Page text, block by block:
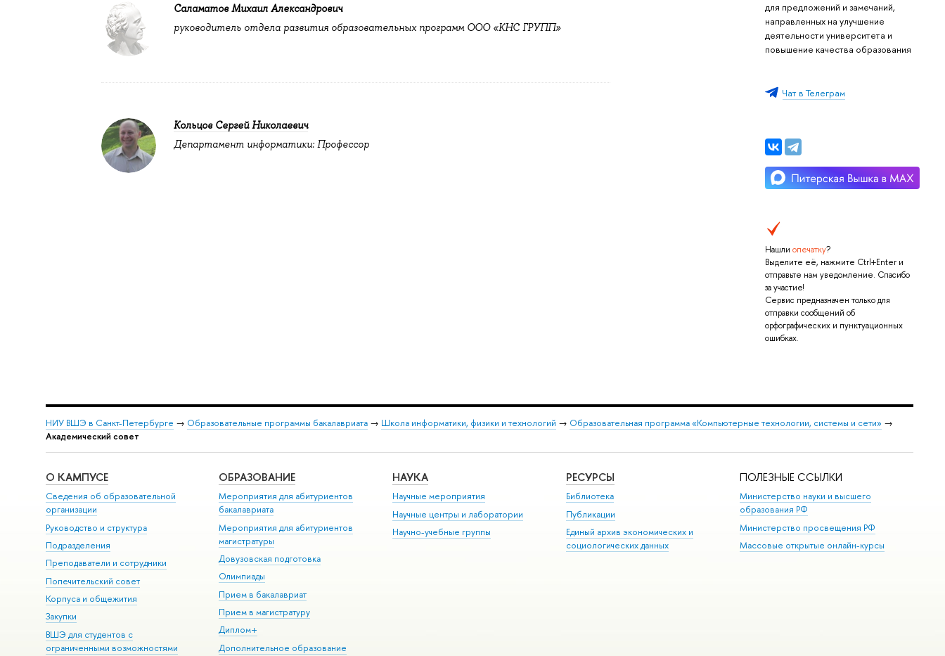
для предложений и замечаний,
направленных на улучшение
деятельности университета и
повышение качества образования
Чат в Телеграм
Нашли опечатку?
Выделите её, нажмите Ctrl+Enter и
отправьте нам уведомление. Спасибо
за участие!
Сервис предназначен только для
отправки сообщений об
орфографических и пунктуационных
ошибках.
Саламатов Михаил Александрович
руководитель отдела развития образовательных программ ООО «КНС ГРУПП»
Кольцов Сергей Николаевич
Департамент информатики: Профессор
НИУ ВШЭ в Санкт-Петербурге → Образовательные программы бакалавриата→ Школа информатики, физики и технологий → Образовательная программа «Компьютерные технологии, системы и сети» →
Академический совет
О КАМПУСЕ
Сведения об образовательной
организации
Руководство и структура
Подразделения
Преподаватели и сотрудники
Попечительский совет
Корпуса и общежития
Закупки
ВШЭ для студентов с
ограниченными возможностями
ОБРАЗОВАНИЕ
Мероприятия для абитуриентов
бакалавриата
Мероприятия для абитуриентов
магистратуры
Довузовская подготовка
Олимпиады
Прием в бакалавриат
Прием в магистратуру
Диплом+
Дополнительное образование
НАУКА
Научные мероприятия
Научные центры и лаборатории
Научно-учебные группы
РЕСУРСЫ
Библиотека
Публикации
Единый архив экономических и
социологических данных
ПОЛЕЗНЫЕ ССЫЛКИ
Министерство науки и высшего
образования РФ
Министерство просвещения РФ
Массовые открытые онлайн-курсы